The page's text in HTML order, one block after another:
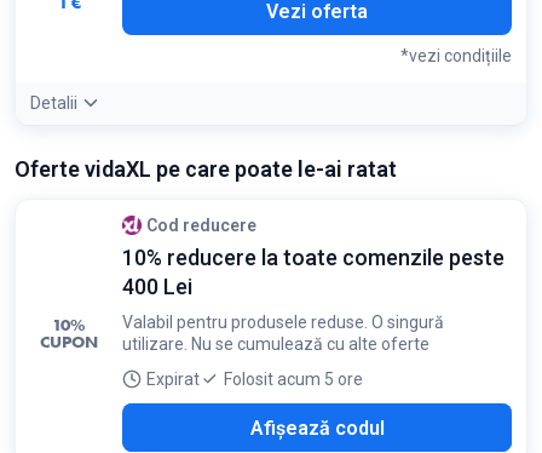
Vezi oferta
*vezi condițiile
Detalii
Prețul final depinde de oferta câștigătoare. Se aplică doar la
Oferte vidaXL pe care poate le-ai ratat
10%
CUPON
Cod reducere
10% reducere la toate comenzile peste
400 Lei
Valabil pentru produsele reduse. O singură
utilizare. Nu se cumulează cu alte oferte
Expirat
Folosit acum 5 ore
Afișează codul